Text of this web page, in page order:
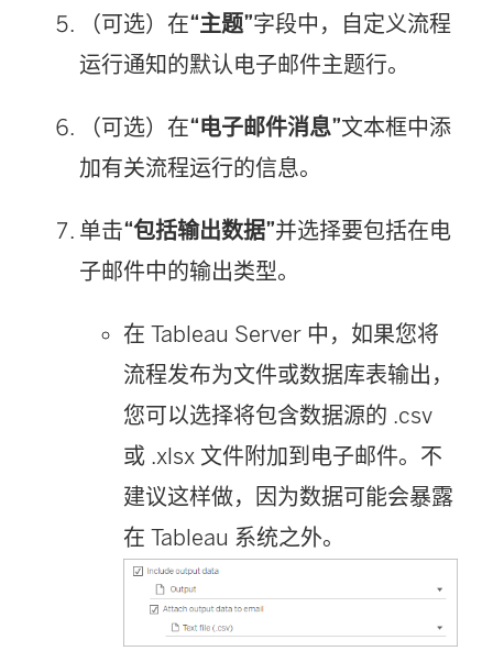
（可选）在“主题”字段中，自定义流程
运行通知的默认电子邮件主题行。
（可选）在“电子邮件消息”文本框中添
加有关流程运行的信息。
单击“包括输出数据”并选择要包括在电
子邮件中的输出类型。
在 Tableau Server 中，如果您将
流程发布为文件或数据库表输出，
您可以选择将包含数据源的 .csv
或 .xlsx 文件附加到电子邮件。不
建议这样做，因为数据可能会暴露
在 Tableau 系统之外。